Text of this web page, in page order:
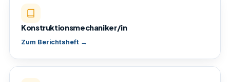
Konstruktionsmechaniker/in
Zum Berichtsheft →